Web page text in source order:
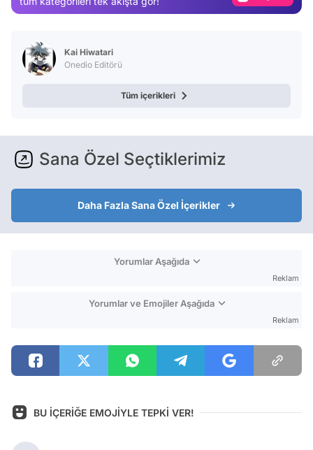
Kai Hiwatari
Onedio Editörü
Tüm içerikleri
Sana Özel Seçtiklerimiz
Daha Fazla Sana Özel İçerikler
Yorumlar Aşağıda
Reklam
Yorumlar ve Emojiler Aşağıda
Reklam
BU İÇERİĞE EMOJİYLE TEPKİ VER!